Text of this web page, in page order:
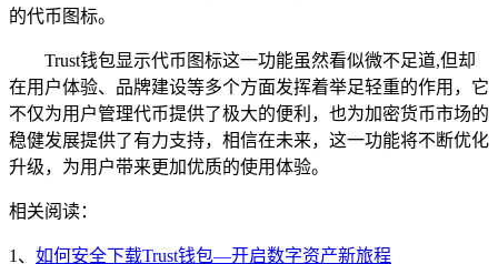
的代币图标。
Trust钱包显示代币图标这一功能虽然看似微不足道,但却
在用户体验、品牌建设等多个方面发挥着举足轻重的作用，它
不仅为用户管理代币提供了极大的便利，也为加密货币市场的
稳健发展提供了有力支持，相信在未来，这一功能将不断优化
升级，为用户带来更加优质的使用体验。
相关阅读：
1、 如何安全下载Trust钱包—开启数字资产新旅程